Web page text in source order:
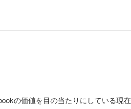
の価値を目の当たりにしている現